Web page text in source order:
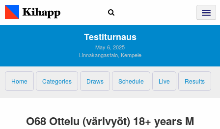
Testiturnaus
May 6, 2025
Linnakangastalo, Kempele
Home Categories Draws Schedule Live Results
O68 Ottelu (värivyöt) 18+ years M